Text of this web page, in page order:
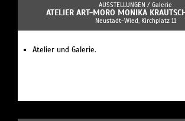
AUSSTELLUNGEN / Galerie
ATELIER ART-MORO MONIKA
Neustadt-Wied, Kirchplatz 11
Atelier und Galerie.